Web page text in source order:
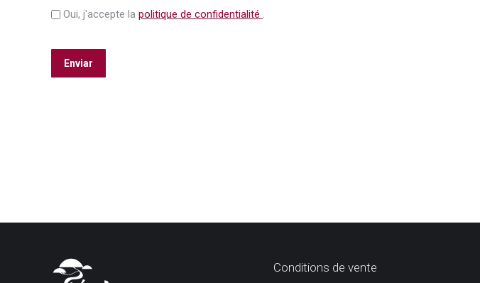
Oui, j'accepte la politique de confidentialité .
Conditions de vente